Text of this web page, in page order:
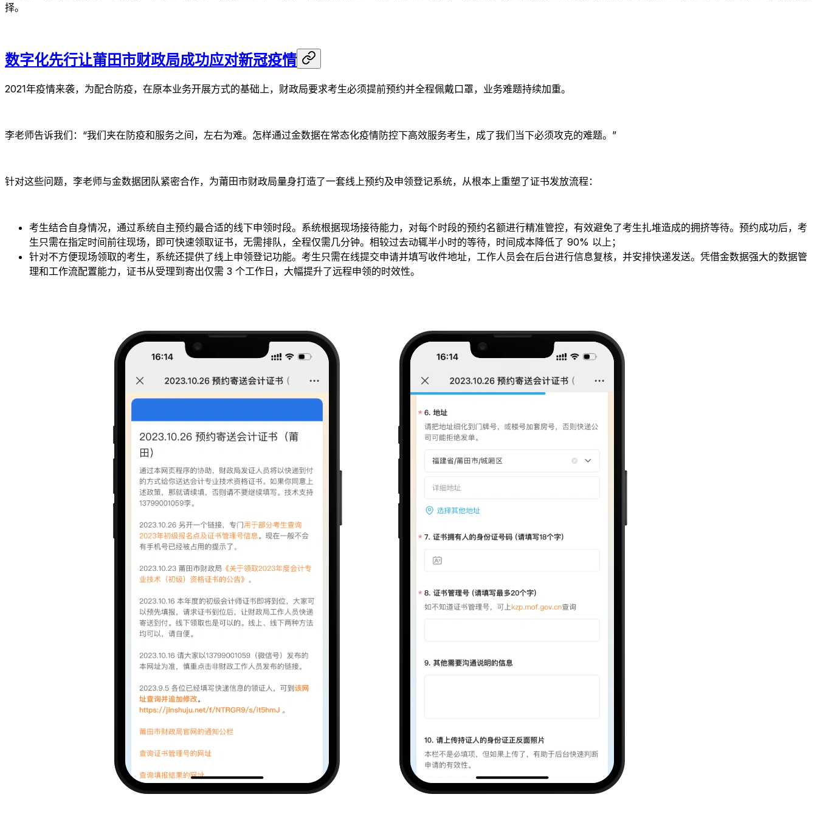
择。
数字化先行让莆田市财政局成功应对新冠疫情
2021年疫情来袭，为配合防疫，在原本业务开展方式的基础上，财政局要求考生必须提前预约并全程佩戴口罩，业务难题持续加重。
李老师告诉我们：“我们夹在防疫和服务之间，左右为难。怎样通过金数据在常态化疫情防控下高效服务考生，成了我们当下必须攻克的难题。”
针对这些问题，李老师与金数据团队紧密合作，为莆田市财政局量身打造了一套线上预约及申领登记系统，从根本上重塑了证书发放流程：
考生结合自身情况，通过系统自主预约最合适的线下申领时段。系统根据现场接待能力，对每个时段的预约名额进行精准管控，有效避免了考生扎堆造成的拥挤等待。预约成功后，考
生只需在指定时间前往现场，即可快速领取证书，无需排队，全程仅需几分钟。相较过去动辄半小时的等待，时间成本降低了 90% 以上；
针对不方便现场领取的考生，系统还提供了线上申领登记功能。考生只需在线提交申请并填写收件地址，工作人员会在后台进行信息复核，并安排快递发送。凭借金数据强大的数据管
理和工作流配置能力，证书从受理到寄出仅需 3 个工作日，大幅提升了远程申领的时效性。